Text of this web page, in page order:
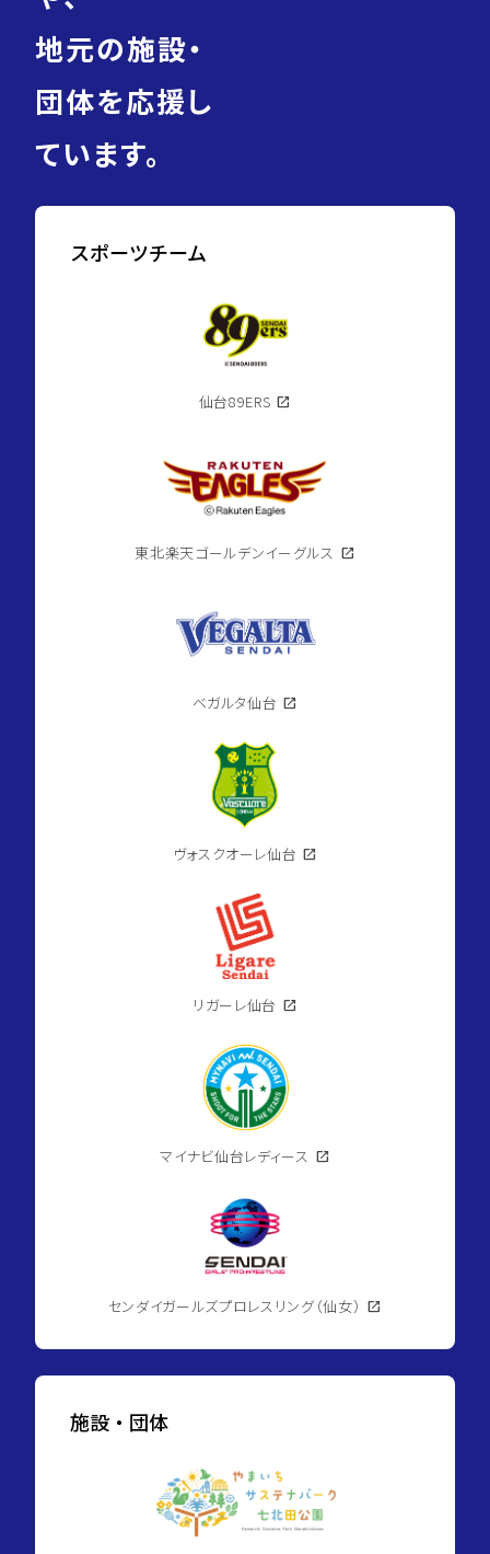
地元の施設・
団体を応援し
ています。
スポーツチーム
仙台89ERS open_in_new
東北楽天ゴールデンイーグルス open_in_new
ベガルタ仙台 open_in_new
ヴォスクオーレ仙台 open_in_new
リガーレ仙台 open_in_new
マイナビ仙台レディース open_in_new
センダイガールズプロレスリング（仙女） open_in_new
施設・団体